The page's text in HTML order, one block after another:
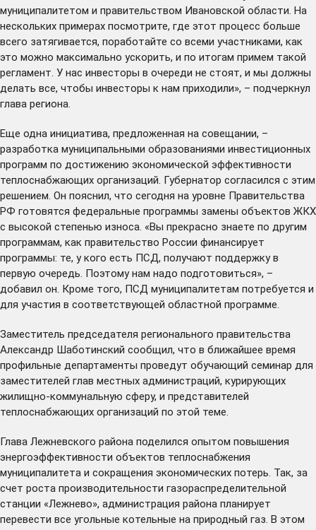
муниципалитетом и правительством Ивановской области. На
нескольких примерах посмотрите, где этот процесс больше
всего затягивается, поработайте со всеми участниками, как
это можно максимально ускорить, и по итогам примем такой
регламент. У нас инвесторы в очереди не стоят, и мы должны
делать все, чтобы инвесторы к нам приходили», – подчеркнул
глава региона.
Еще одна инициатива, предложенная на совещании, –
разработка муниципальными образованиями инвестиционных
программ по достижению экономической эффективности
теплоснабжающих организаций. Губернатор согласился с этим
решением. Он пояснил, что сегодня на уровне Правительства
РФ готовятся федеральные программы замены объектов ЖКХ
с высокой степенью износа. «Вы прекрасно знаете по другим
программам, как правительство России финансирует
программы: те, у кого есть ПСД, получают поддержку в
первую очередь. Поэтому нам надо подготовиться», –
добавил он. Кроме того, ПСД муниципалитетам потребуется и
для участия в соответствующей областной программе.
Заместитель председателя регионального правительства
Александр Шаботинский сообщил, что в ближайшее время
профильные департаменты проведут обучающий семинар для
заместителей глав местных администраций, курирующих
жилищно-коммунальную сферу, и представителей
теплоснабжающих организаций по этой теме.
Глава Лежневского района поделился опытом повышения
энергоэффективности объектов теплоснабжения
муниципалитета и сокращения экономических потерь. Так, за
счет роста производительности газораспределительной
станции «Лежнево», администрация района планирует
перевести все угольные котельные на природный газ. В этом